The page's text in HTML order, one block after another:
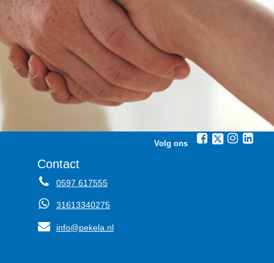
Volg ons
Contact
0597 617555
31613340275
info@pekela.nl